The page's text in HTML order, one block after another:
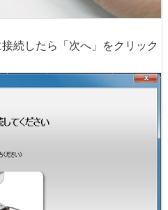
続したら「次へ」をクリック